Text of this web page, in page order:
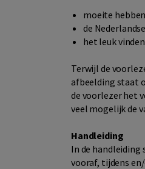
moeite
de
het leuk
Terwijl de
afbeelding staat
de voorlezer het
veel mogelijk de
Handleiding
In de handleiding
vooraf, tijdens